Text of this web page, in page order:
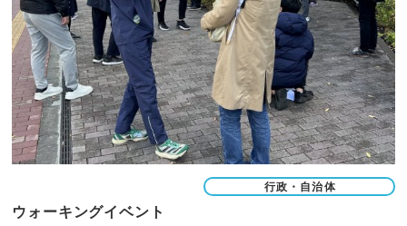
行政・自治体
ウォーキングイベント